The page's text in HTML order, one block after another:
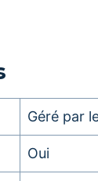
Géré par
Oui